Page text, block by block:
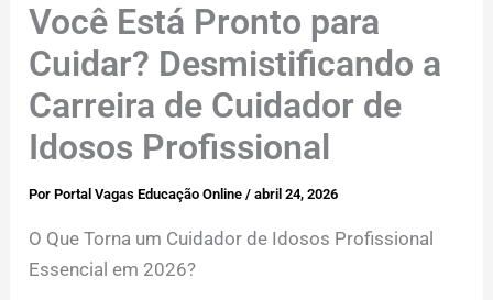
Você Está Pronto para
Cuidar? Desmistificando a
Carreira de Cuidador de
Idosos Profissional
PorPortal Vagas Educação Online/abril 24, 2026
O Que Torna um Cuidador de Idosos Profissional
Essencial em 2026?